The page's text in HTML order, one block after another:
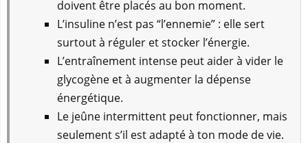
doivent être placés au bon moment.
L’insuline n’est pas “l’ennemie” : elle sert
surtout à réguler et stocker l’énergie.
L’entraînement intense peut aider à vider le
glycogène et à augmenter la dépense
énergétique.
Le jeûne intermittent peut fonctionner, mais
seulement s’il est adapté à ton mode de vie.